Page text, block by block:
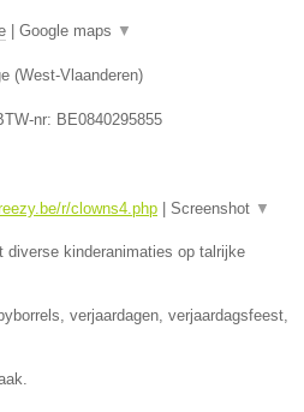
Google maps ▼
(West-Vlaanderen)
nr: BE0840295855
r/clowns4.php Screenshot ▼
diverse kinderanimaties op talrijke
verjaardagen, verjaardagsfeest,